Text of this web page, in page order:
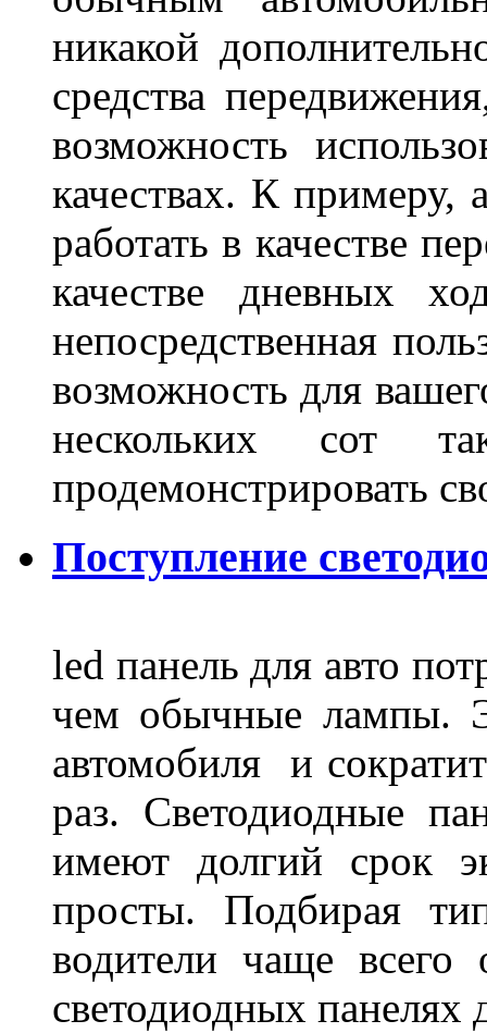
никакой
средства
возможность
качествах. К примеру,
работать в качестве
качестве дневных
непосредственная
возможность для
нескольких
продемонстрировать
Поступление
led панель для авто
чем обычные лампы.
автомобиля и
раз. Светодиодные
имеют долгий срок
просты. Подбирая
водители чаще всего
светодиодных